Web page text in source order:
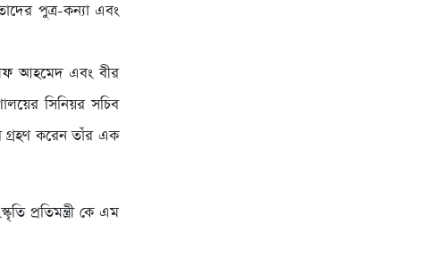
পুত্র-কন্যা এবং
আহমেদ এবং বীর
সিনিয়র সচিব
গ্রহণ করেন তাঁর এক
প্রতিমন্ত্রী কে এম